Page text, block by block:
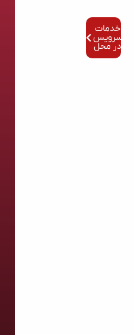
خدمات
سرویس
در محل